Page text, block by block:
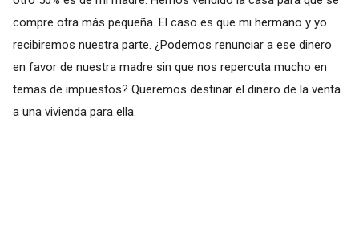
compre otra más pequeña. El caso es que mi hermano y yo
recibiremos nuestra parte. ¿Podemos renunciar a ese dinero
en favor de nuestra madre sin que nos repercuta mucho en
temas de impuestos? Queremos destinar el dinero de la venta
a una vivienda para ella.